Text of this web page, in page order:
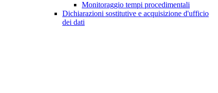
Monitoraggio tempi procedimentali
Dichiarazioni sostitutive e acquisizione d'ufficio
dei dati